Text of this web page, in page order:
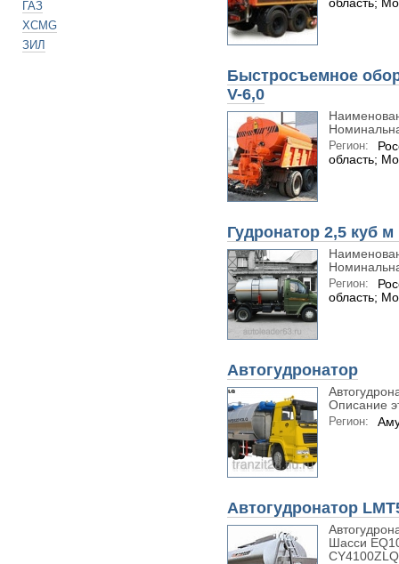
ГАЗ
XCMG
ЗИЛ
Быстросъемное
V-6,0
Регион:
область;
Гудронатор 2,5 куб
Регион:
область;
Автогудронатор
Описание
Регион:
Автогудронатор
Шасси